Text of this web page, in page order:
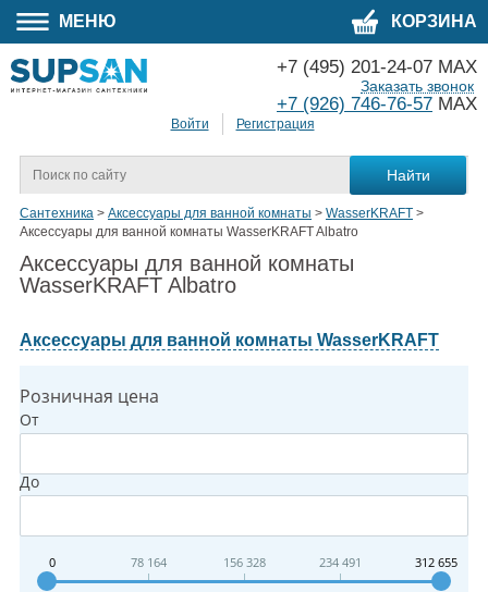
МЕНЮ КОРЗИНА
Войти Регистрация
+7 (495) 201-24-07 MAX
+7 (926) 746-76-57 MAX
Заказать звонок
Сантехника > Аксессуары для ванной комнаты > WasserKRAFT >
Аксессуары для ванной комнаты WasserKRAFT Albatro
Аксессуары для ванной комнаты
WasserKRAFT Albatro
Аксессуары для ванной комнаты WasserKRAFT
Розничная цена
От
До
0 78 164 156 328 234 491 312 655